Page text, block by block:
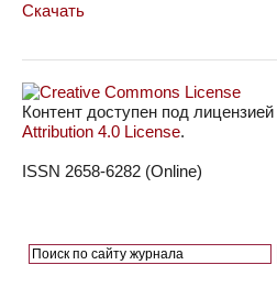
Скачать
Контент доступен под лицензией
Attribution 4.0 License.
ISSN 2658-6282 (Online)